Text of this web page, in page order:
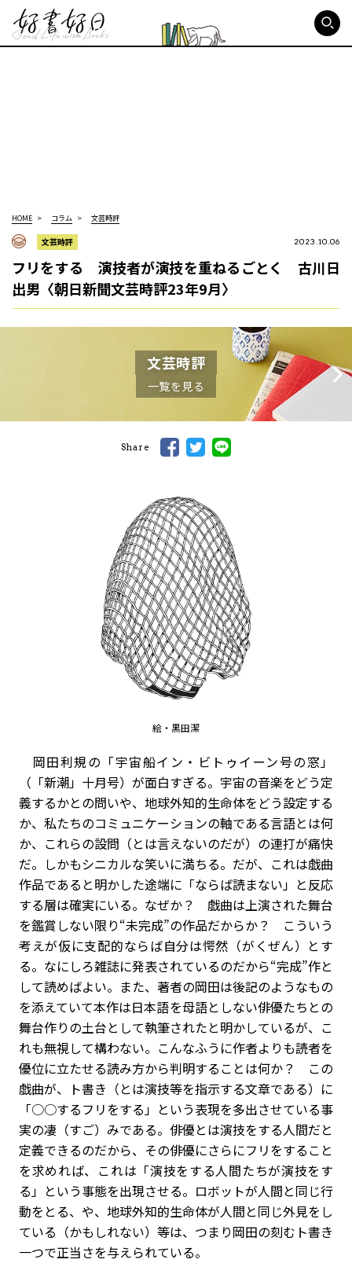
HOME コラム 文芸時評
文芸時評 2023.10.06
フリをする 演技者が演技を重ねるごとく 古川日
出男〈朝日新聞文芸時評23年9月〉
文芸時評
一覧を見る
Share
絵・黒田潔
岡田利規の「宇宙船イン・ビトゥイーン号の窓」
（「新潮」十月号）が面白すぎる。宇宙の音楽をどう定
義するかとの問いや、地球外知的生命体をどう設定する
か、私たちのコミュニケーションの軸である言語とは何
か、これらの設問（とは言えないのだが）の連打が痛快
だ。しかもシニカルな笑いに満ちる。だが、これは戯曲
作品であると明かした途端に「ならば読まない」と反応
する層は確実にいる。なぜか？ 戯曲は上演された舞台
を鑑賞しない限り“未完成”の作品だからか？ こういう
考えが仮に支配的ならば自分は愕然（がくぜん）とす
る。なにしろ雑誌に発表されているのだから“完成”作と
して読めばよい。また、著者の岡田は後記のようなもの
を添えていて本作は日本語を母語としない俳優たちとの
舞台作りの土台として執筆されたと明かしているが、こ
れも無視して構わない。こんなふうに作者よりも読者を
優位に立たせる読み方から判明することは何か？ この
戯曲が、ト書き（とは演技等を指示する文章である）に
「○○するフリをする」という表現を多出させている事
実の凄（すご）みである。俳優とは演技をする人間だと
定義できるのだから、その俳優にさらにフリをすること
を求めれば、これは「演技をする人間たちが演技をす
る」という事態を出現させる。ロボットが人間と同じ行
動をとる、や、地球外知的生命体が人間と同じ外見をし
ている（かもしれない）等は、つまり岡田の刻むト書き
一つで正当さを与えられている。